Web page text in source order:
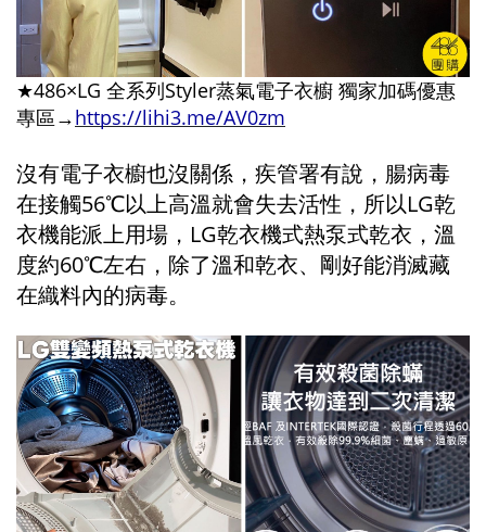
★486×LG 全系列Styler蒸氣電子衣櫥 獨家加碼優惠
專區→https://lihi3.me/AV0zm
沒有電子衣櫥也沒關係，疾管署有說，腸病毒
在接觸56℃以上高溫就會失去活性，所以LG乾
衣機能派上用場，LG乾衣機式熱泵式乾衣，溫
度約60℃左右，除了溫和乾衣、剛好能消滅藏
在織料內的病毒。